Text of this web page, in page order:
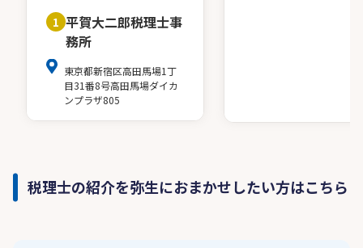
1 平賀大二郎税理士事
務所
東京都新宿区高田馬場1丁
目31番8号高田馬場ダイカ
ンプラザ805
税理士の紹介を弥生におまかせしたい方はこちら